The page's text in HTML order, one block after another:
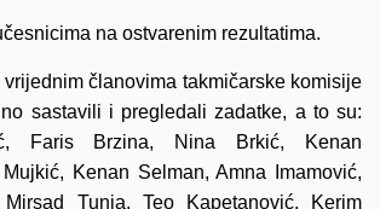
na ostvarenim rezultatima.
članovima takmičarske komisije
sastavili i pregledali zadatke, a to su:
Faris Brzina, Nina Brkić, Kenan
Kenan Selman, Amna Imamović,
Tunja, Teo Kapetanović, Kerim